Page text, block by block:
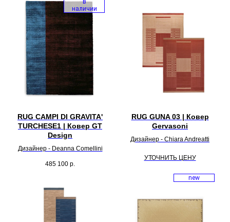
в
наличии
RUG CAMPI DI GRAVITA'
TURCHESE1 | Ковер GT
Design
Дизайнер - Deanna Comellini
485 100 р.
RUG GUNA 03 | Ковер
Gervasoni
Дизайнер - Chiara Andreatti
УТОЧНИТЬ ЦЕНУ
new